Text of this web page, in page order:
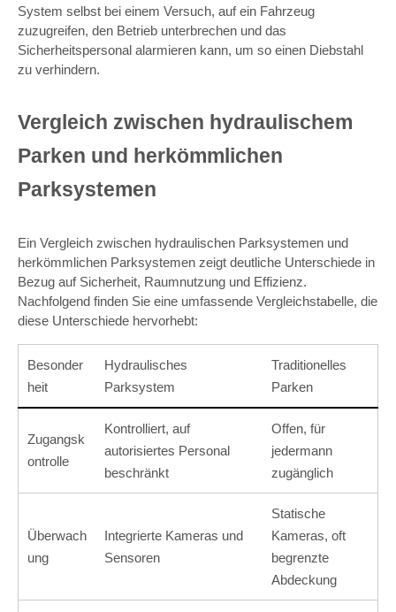
System selbst bei einem Versuch, auf ein Fahrzeug
zuzugreifen, den Betrieb unterbrechen und das
Sicherheitspersonal alarmieren kann, um so einen Diebstahl
zu verhindern.
Vergleich zwischen hydraulischem
Parken und herkömmlichen
Parksystemen
Ein Vergleich zwischen hydraulischen Parksystemen und
herkömmlichen Parksystemen zeigt deutliche Unterschiede in
Bezug auf Sicherheit, Raumnutzung und Effizienz.
Nachfolgend finden Sie eine umfassende Vergleichstabelle, die
diese Unterschiede hervorhebt:
Besonder
heit
Hydraulisches
Parksystem
Traditionelles
Parken
Zugangsk
ontrolle
Kontrolliert, auf
autorisiertes Personal
beschränkt
Offen, für
jedermann
zugänglich
Überwach
ung
Integrierte Kameras und
Sensoren
Statische
Kameras, oft
begrenzte
Abdeckung